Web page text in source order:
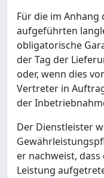
Für die im Anhang
aufgeführten
obligatorische
der Tag der
oder, wenn dies
Vertreter in
der
Der Dienstleister
er nachweist,
Leistung